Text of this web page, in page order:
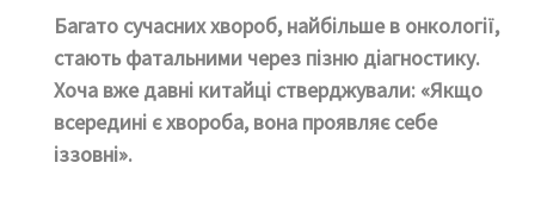
Багато сучасних хвороб, найбільше в онкології,
стають фатальними через пізню діагностику.
Хоча вже давні китайці стверджували: «Якщо
всередині є хвороба, вона проявляє себе
іззовні».